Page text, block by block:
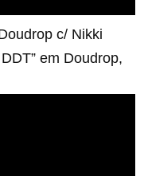
c/ Nikki
em Doudrop,